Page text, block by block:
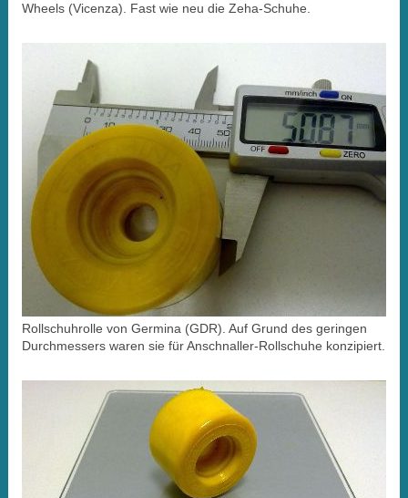
Wheels (Vicenza). Fast wie neu die Zeha-Schuhe.
Rollschuhrolle von Germina (GDR). Auf Grund des geringen
Durchmessers waren sie für Anschnaller-Rollschuhe konzipiert.